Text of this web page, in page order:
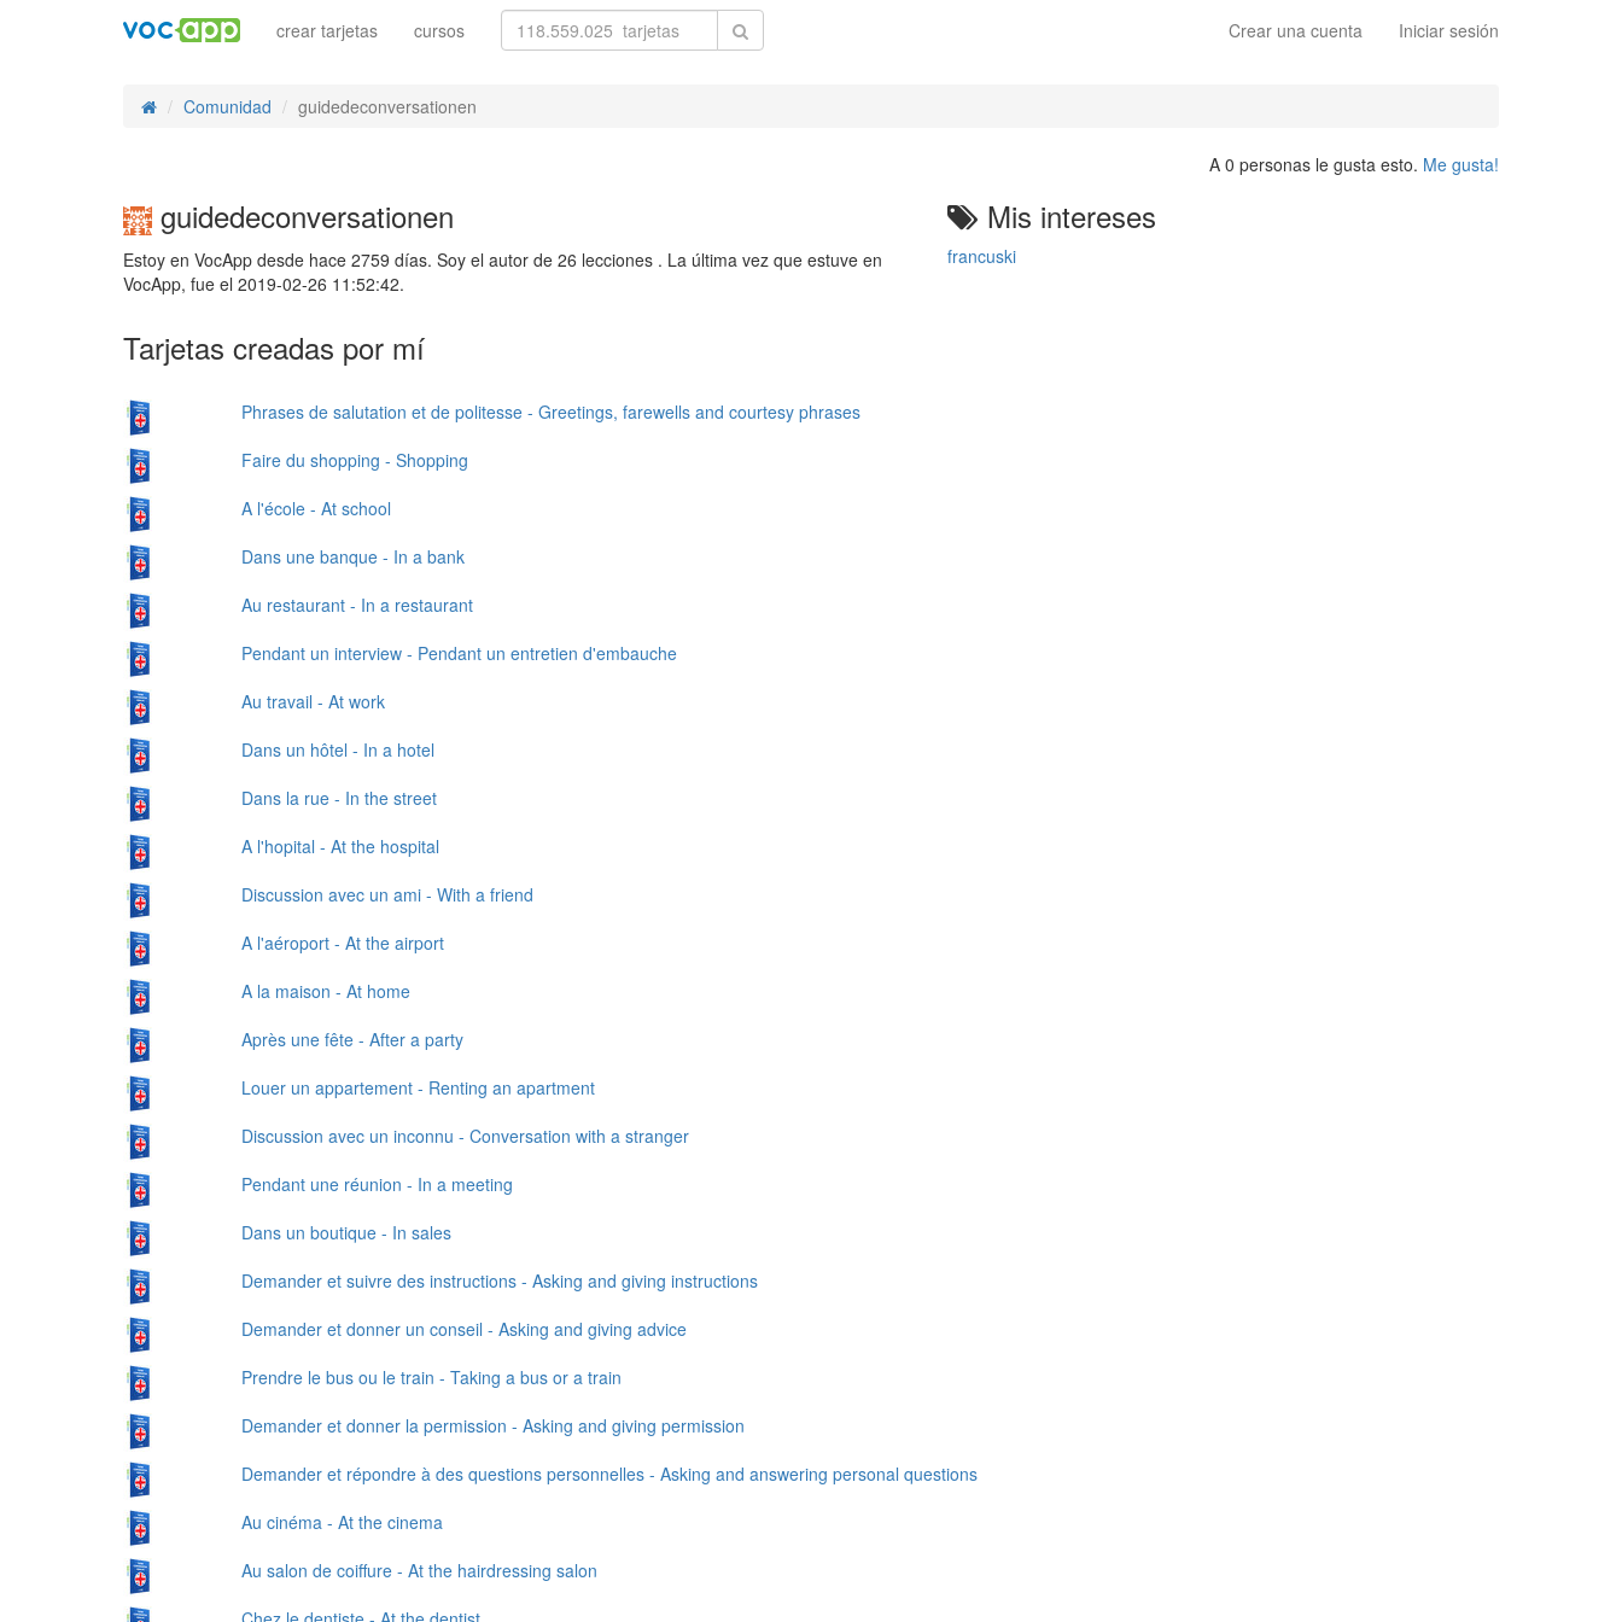
Crear una cuenta Iniciar sesión
crear tarjetas cursos
Comunidad guidedeconversationen
A 0 personas le gusta esto. Me gusta!
guidedeconversationen
Estoy en VocApp desde hace 2759 días. Soy el autor de 26 lecciones . La última vez que estuve en
VocApp, fue el 2019-02-26 11:52:42.
Mis intereses
francuski
Tarjetas creadas por mí
Phrases de salutation et de politesse - Greetings, farewells and courtesy phrases
Faire du shopping - Shopping
A l'école - At school
Dans une banque - In a bank
Au restaurant - In a restaurant
Pendant un interview - Pendant un entretien d'embauche
Au travail - At work
Dans un hôtel - In a hotel
Dans la rue - In the street
A l'hopital - At the hospital
Discussion avec un ami - With a friend
A l'aéroport - At the airport
A la maison - At home
Après une fête - After a party
Louer un appartement - Renting an apartment
Discussion avec un inconnu - Conversation with a stranger
Pendant une réunion - In a meeting
Dans un boutique - In sales
Demander et suivre des instructions - Asking and giving instructions
Demander et donner un conseil - Asking and giving advice
Prendre le bus ou le train - Taking a bus or a train
Demander et donner la permission - Asking and giving permission
Demander et répondre à des questions personnelles - Asking and answering personal questions
Au cinéma - At the cinema
Au salon de coiffure - At the hairdressing salon